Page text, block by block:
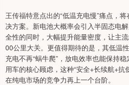
王传福特意点出的“低温充电慢”痛点，
决方案。新电池大概率会引入半固态电
全性的同时，大幅提升能量密度，让主
00公里大关。更值得期待的是，其低
充电不再“蜗牛爬”，放电效率也能保持
用车的核心顾虑，这种“安全+长续航+抗
在纯电市场的竞争力再上一个台阶。